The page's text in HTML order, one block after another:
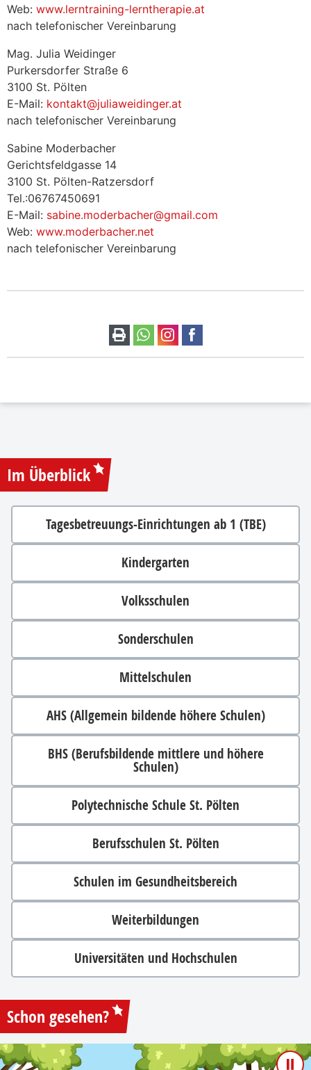
Web: www.lerntraining-lerntherapie.at
nach telefonischer Vereinbarung
Mag. Julia Weidinger
Purkersdorfer Straße 6
3100 St. Pölten
E-Mail: kontakt@juliaweidinger.at
nach telefonischer Vereinbarung
Sabine Moderbacher
Gerichtsfeldgasse 14
3100 St. Pölten-Ratzersdorf
Tel.:06767450691
E-Mail: sabine.moderbacher@gmail.com
Web: www.moderbacher.net
nach telefonischer Vereinbarung
Im Überblick
Tagesbetreuungs-Einrichtungen ab 1 (TBE)
Kindergarten
Volksschulen
Sonderschulen
Mittelschulen
AHS (Allgemein bildende höhere Schulen)
BHS (Berufsbildende mittlere und höhere
Schulen)
Polytechnische Schule St. Pölten
Berufsschulen St. Pölten
Schulen im Gesundheitsbereich
Weiterbildungen
Universitäten und Hochschulen
Schon gesehen?